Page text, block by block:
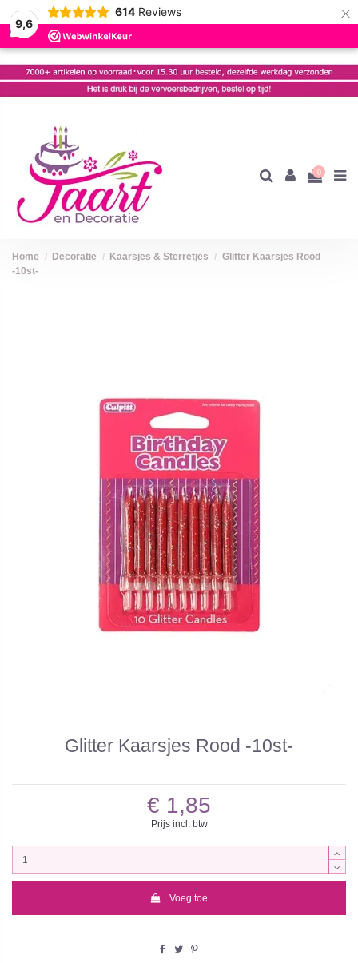
9,6
614 Reviews ×
0
Home Decoratie Kaarsjes & Sterretjes
Glitter Kaarsjes Rood
-10st-
Glitter Kaarsjes Rood -10st-
€ 1,85
Prijs incl. btw
Voeg toe